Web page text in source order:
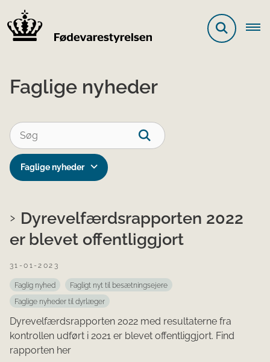
Faglige nyheder
Faglige nyheder
Dyrevelfærdsrapporten 2022
er blevet offentliggjort
31-01-2023
Faglig nyhed
Fagligt nyt til besætningsejere
Faglige nyheder til dyrlæger
Dyrevelfærdsrapporten 2022 med resultaterne fra
kontrollen udført i 2021 er blevet offentliggjort. Find
rapporten her​ ​​